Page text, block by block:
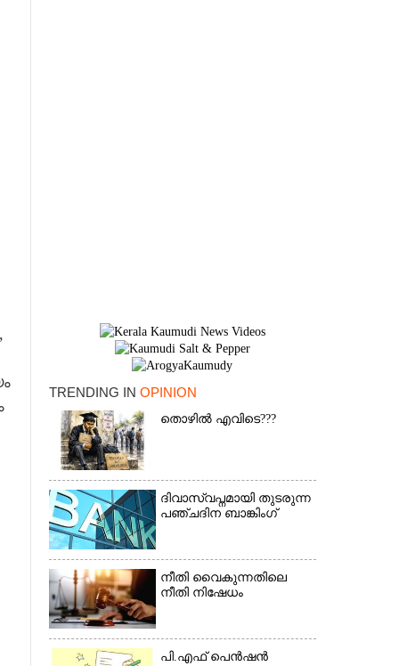
TRENDING IN OPINION
തൊഴിൽ എവിടെ???
ദിവാസ്വപ്നമായി തുടരുന്ന
പഞ്ചദിന ബാങ്കിംഗ്
നീതി വൈകുന്നതിലെ
നീതി നിഷേധം
പി.എഫ് പെൻഷൻ